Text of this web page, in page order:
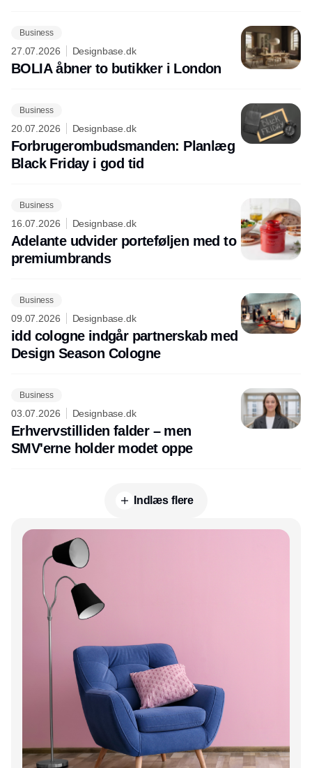
Business
27.07.2026 Designbase.dk
BOLIA åbner to butikker i London
Business
20.07.2026 Designbase.dk
Forbrugerombudsmanden: Planlæg
Black Friday i god tid
Business
16.07.2026 Designbase.dk
Adelante udvider porteføljen med to
premiumbrands
Business
09.07.2026 Designbase.dk
idd cologne indgår partnerskab med
Design Season Cologne
Business
03.07.2026 Designbase.dk
Erhvervstilliden falder – men
SMV'erne holder modet oppe
Indlæs flere
Annonce